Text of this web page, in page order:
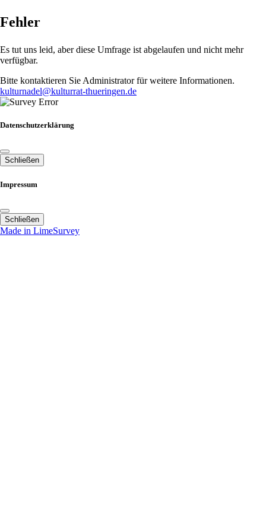
Fehler
Es tut uns leid, aber diese Umfrage ist abgelaufen und nicht mehr
verfügbar.
Bitte kontaktieren Sie Administrator für weitere Informationen.
kulturnadel@kulturrat-thueringen.de
Datenschutzerklärung
Schließen
Impressum
Schließen
Made in LimeSurvey